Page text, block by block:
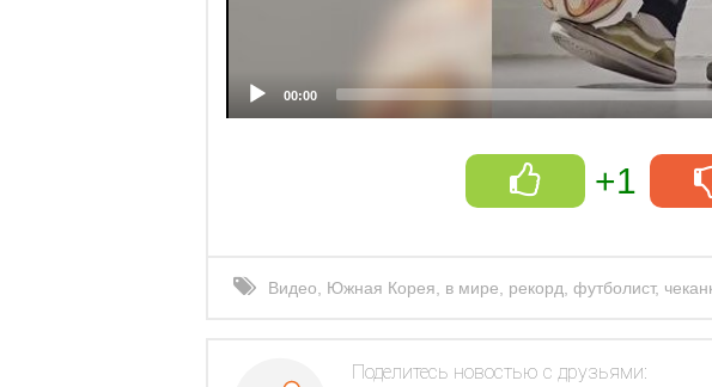
00:00
+1
Видео Южная Корея в мире рекорд футболист,
Поделитесь новостью с друзьями: